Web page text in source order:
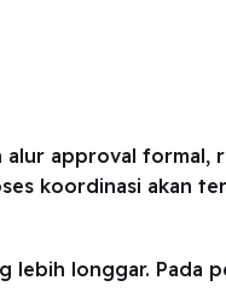
approval formal,
koordinasi akan
longgar. Pada